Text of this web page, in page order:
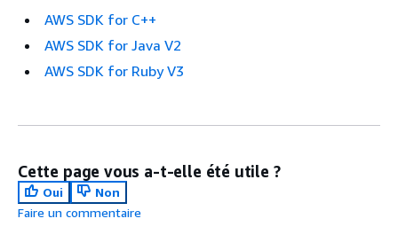
AWS SDK for C++
AWS SDK for Java V2
AWS SDK for Ruby V3
Cette page vous a-t-elle été utile ?
Oui
Non
Faire un commentaire